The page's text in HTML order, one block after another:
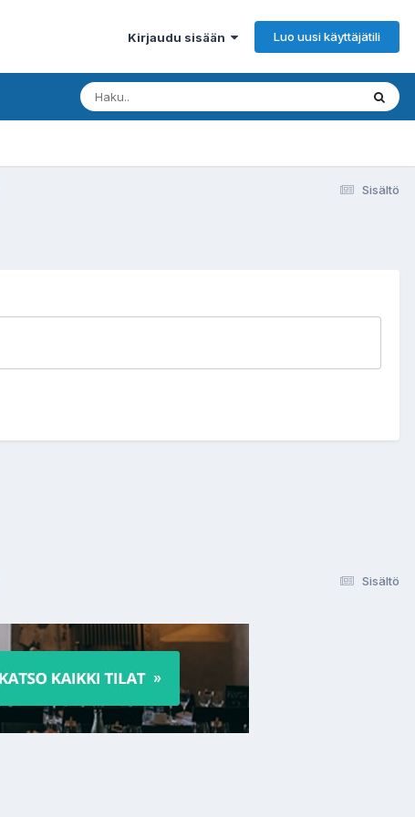
Kirjaudu sisään Luo uusi käyttäjätili
Sisältö
Sisältö